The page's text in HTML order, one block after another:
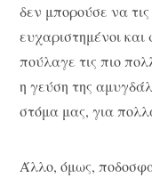
δεν μπορούσε να
ευχαριστημένοι
πούλαγε τις πιο
η γεύση της
στόμα μας, για
Άλλο, όμως,